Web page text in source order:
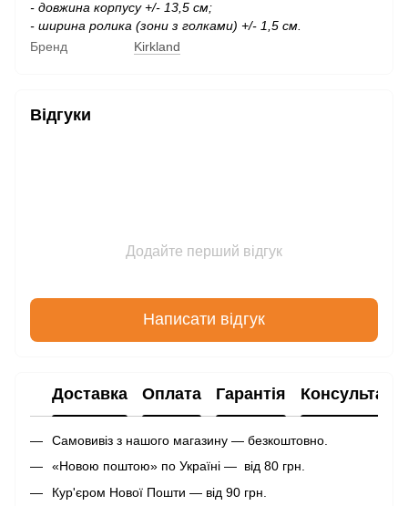
- довжина корпусу +/- 13,5 см;
- ширина ролика (зони з голками) +/- 1,5 см.
Бренд
Kirkland
Відгуки
Додайте перший відгук
Написати відгук
Доставка Оплата Гарантія Консультація
Самовивіз з нашого магазину — безкоштовно.
«Новою поштою» по Україні — від 80 грн.
Кур'єром Нової Пошти — від 90 грн.